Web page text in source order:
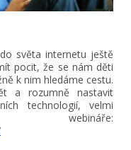
světa internetu ještě
pocit, že se nám děti
k nim hledáme cestu.
a rozumně nastavit
technologií, velmi
webináře: